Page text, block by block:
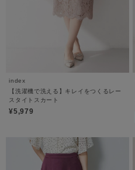
index
【洗濯機で洗える】キレイをつくるレー
スタイトスカート
¥5,979